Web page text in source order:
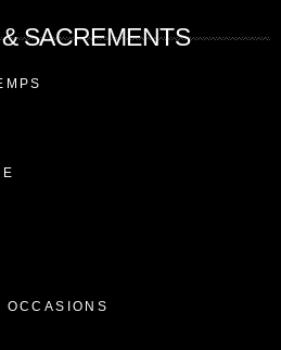
SACREMENTS